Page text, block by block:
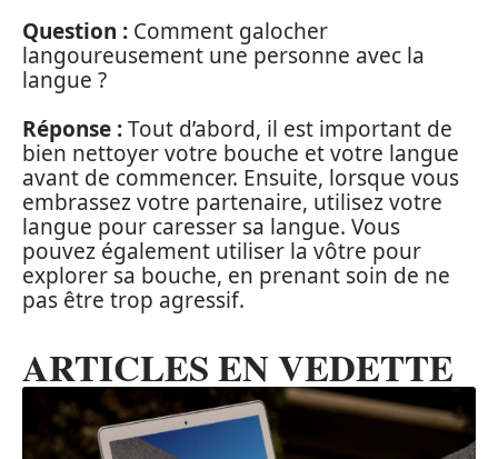
Question : Comment galocher
langoureusement une personne avec la
langue ?
Réponse :Tout d’abord, il est important de
bien nettoyer votre bouche et votre langue
avant de commencer. Ensuite, lorsque vous
embrassez votre partenaire, utilisez votre
langue pour caresser sa langue. Vous
pouvez également utiliser la vôtre pour
explorer sa bouche, en prenant soin de ne
pas être trop agressif.
ARTICLES EN VEDETTE